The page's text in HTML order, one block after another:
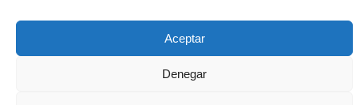
Aceptar
Denegar